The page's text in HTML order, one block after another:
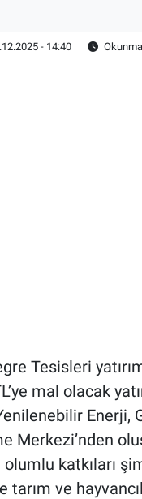
- 14:40
Tesisleri
mal olacak
Enerji,
Merkezi’nden
katkıları
tarım ve